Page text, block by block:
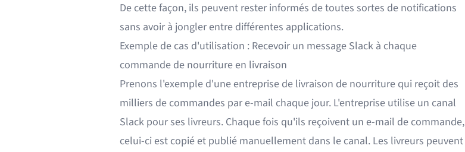
De cette façon, ils peuvent rester informés de toutes sortes de notifications
sans avoir à jongler entre différentes applications.
Exemple de cas d'utilisation : Recevoir un message Slack à chaque
commande de nourriture en livraison
Prenons l'exemple d'une entreprise de livraison de nourriture qui reçoit des
milliers de commandes par e-mail chaque jour. L'entreprise utilise un canal
Slack pour ses livreurs. Chaque fois qu'ils reçoivent un e-mail de commande,
celui-ci est copié et publié manuellement dans le canal. Les livreurs peuvent